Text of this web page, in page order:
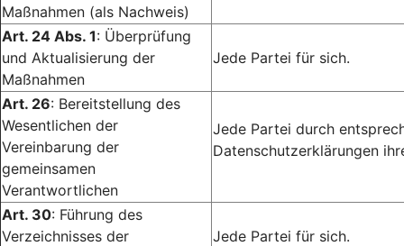
Maßnahmen (als Nachweis)
Art. 24 Abs. 1: Überprüfung
und Aktualisierung der
Maßnahmen
Jede Partei für sich.
Art. 26: Bereitstellung des
Wesentlichen der
Vereinbarung der
gemeinsamen
Verantwortlichen
Jede Partei durch
Datenschutzerklärungen
Art. 30: Führung des
Verzeichnisses der
Jede Partei für sich.